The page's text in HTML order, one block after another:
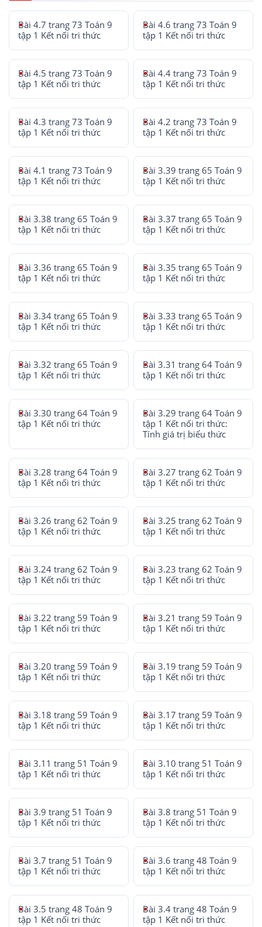
Bài 4.7 trang 73 Toán 9
tập 1 Kết nối tri thức
Bài 4.6 trang 73 Toán 9
tập 1 Kết nối tri thức
Bài 4.5 trang 73 Toán 9
tập 1 Kết nối tri thức
Bài 4.4 trang 73 Toán 9
tập 1 Kết nối tri thức
Bài 4.3 trang 73 Toán 9
tập 1 Kết nối tri thức
Bài 4.2 trang 73 Toán 9
tập 1 Kết nối tri thức
Bài 4.1 trang 73 Toán 9
tập 1 Kết nối tri thức
Bài 3.39 trang 65 Toán 9
tập 1 Kết nối tri thức
Bài 3.38 trang 65 Toán 9
tập 1 Kết nối tri thức
Bài 3.37 trang 65 Toán 9
tập 1 Kết nối tri thức
Bài 3.36 trang 65 Toán 9
tập 1 Kết nối tri thức
Bài 3.35 trang 65 Toán 9
tập 1 Kết nối tri thức
Bài 3.34 trang 65 Toán 9
tập 1 Kết nối tri thức
Bài 3.33 trang 65 Toán 9
tập 1 Kết nối tri thức
Bài 3.32 trang 65 Toán 9
tập 1 Kết nối tri thức
Bài 3.31 trang 64 Toán 9
tập 1 Kết nối tri thức
Bài 3.30 trang 64 Toán 9
tập 1 Kết nối tri thức
Bài 3.29 trang 64 Toán 9
tập 1 Kết nối tri thức:
Tính giá trị biểu thức
Bài 3.28 trang 64 Toán 9
tập 1 Kết nối tri thức
Bài 3.27 trang 62 Toán 9
tập 1 Kết nối tri thức
Bài 3.26 trang 62 Toán 9
tập 1 Kết nối tri thức
Bài 3.25 trang 62 Toán 9
tập 1 Kết nối tri thức
Bài 3.24 trang 62 Toán 9
tập 1 Kết nối tri thức
Bài 3.23 trang 62 Toán 9
tập 1 Kết nối tri thức
Bài 3.22 trang 59 Toán 9
tập 1 Kết nối tri thức
Bài 3.21 trang 59 Toán 9
tập 1 Kết nối tri thức
Bài 3.20 trang 59 Toán 9
tập 1 Kết nối tri thức
Bài 3.19 trang 59 Toán 9
tập 1 Kết nối tri thức
Bài 3.18 trang 59 Toán 9
tập 1 Kết nối tri thức
Bài 3.17 trang 59 Toán 9
tập 1 Kết nối tri thức
Bài 3.11 trang 51 Toán 9
tập 1 Kết nối tri thức
Bài 3.10 trang 51 Toán 9
tập 1 Kết nối tri thức
Bài 3.9 trang 51 Toán 9
tập 1 Kết nối tri thức
Bài 3.8 trang 51 Toán 9
tập 1 Kết nối tri thức
Bài 3.7 trang 51 Toán 9
tập 1 Kết nối tri thức
Bài 3.6 trang 48 Toán 9
tập 1 Kết nối tri thức
Bài 3.5 trang 48 Toán 9
tập 1 Kết nối tri thức
Bài 3.4 trang 48 Toán 9
tập 1 Kết nối tri thức